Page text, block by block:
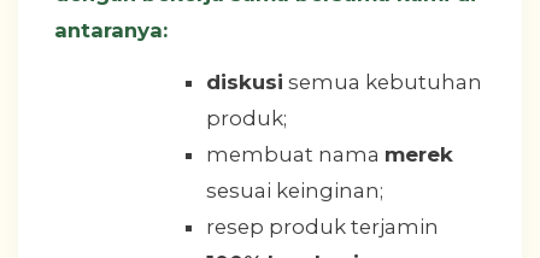
antaranya:
diskusi semua kebutuhan
produk;
membuat nama merek
sesuai keinginan;
resep produk terjamin